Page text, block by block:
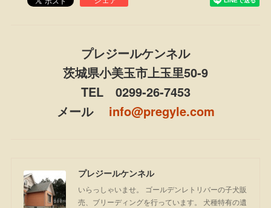
プレジールケンネル
茨城県小美玉市上玉里50-9
TEL 0299-26-7453
メール info@pregyle.com
プレジールケンネル
いらっしゃいませ。 ゴールデンレトリバーの子犬販
売、ブリーディングを行っています。 犬種特有の遺